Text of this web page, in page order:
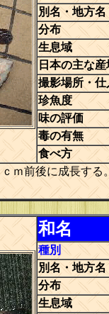
別名・地方名
分布
生息域
日本の主な産
撮影場所・仕
珍魚度
味の評価
毒の有無
食べ方
ｍ前後に成長する
和名
種別
別名・地方名
分布
生息域